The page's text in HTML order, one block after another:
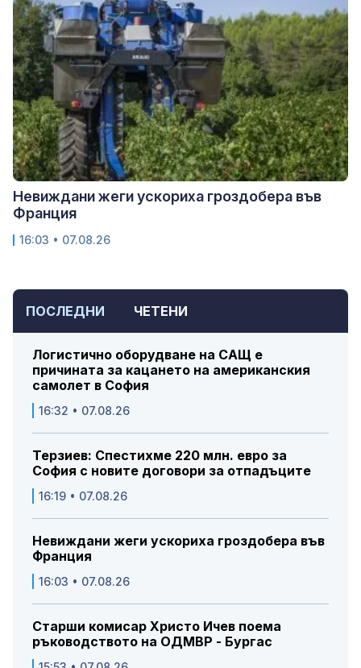
ПОСЛЕДНИ ЧЕТЕНИ
Логистично оборудване на САЩ е
причината за кацането на американския
самолет в София
16:32 • 07.08.26
Терзиев: Спестихме 220 млн. евро за
София с новите договори за отпадъците
16:19 • 07.08.26
Невиждани жеги ускориха гроздобера във
Франция
16:03 • 07.08.26
Старши комисар Христо Ичев поема
ръководството на ОДМВР - Бургас
Невиждани жеги ускориха гроздобера във
Франция
16:03 • 07.08.26